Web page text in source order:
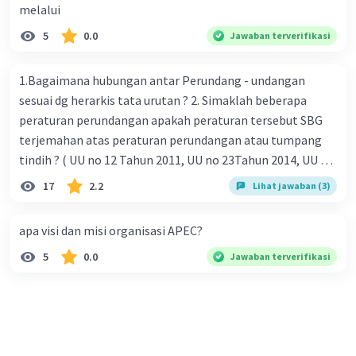
melalui
5 0.0 Jawaban terverifikasi
1.Bagaimana hubungan antar Perundang - undangan
sesuai dg herarkis tata urutan ? 2. Simaklah beberapa
peraturan perundangan apakah peraturan tersebut SBG
terjemahan atas peraturan perundangan atau tumpang
tindih ? ( UU no 12 Tahun 2011, UU no 23Tahun 2014, UU No
25 Tahun 2004 ) 3 . Tuliskan peraturan perundangan yg di
undangkan atas perintah TAP MPR NO I / MPR/ 2003
pasal18, pasal 22, pasal 23, Pasal 26 , Pasal 27,pasal ,pasal
28, pasal 29, pasal 30 ,pasal 31 dan pasal 33 )
17 2.2 Lihat jawaban (3)
apa visi dan misi organisasi APEC?
5 0.0 Jawaban terverifikasi